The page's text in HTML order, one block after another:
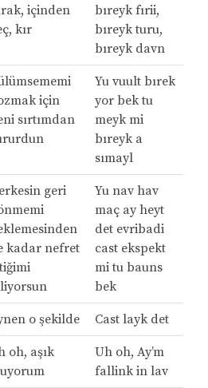
içinden
kır
bıreyk fırii,
bıreyk turu,
bıreyk davn
için
sırtımdan
Yu vuult bırek
yor bek tu
meyk mi
bıreyk a
sımayl
geri
kadar nefret
Yu nav hav
maç ay heyt
det evribadi
cast ekspekt
mi tu bauns
bek
o şekilde Cast layk det
oh, aşık
Uh oh, Ay’m
fallink in lav